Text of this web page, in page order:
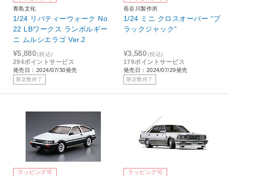
青島文化
1/24 リバティーウォーク No.
22 LBワークス ランボルギー
ニ ムルシエラゴ Ver.2
¥5,880(税込)
294ポイントサービス
発売日：2024/07/30発売
限定数終了
長谷川製作所
1/24 ミニ クロスオーバー “ブ
ラックジャック”
¥3,580(税込)
179ポイントサービス
発売日：2024/07/29発売
限定数終了
ラッピング可
ラッピング可